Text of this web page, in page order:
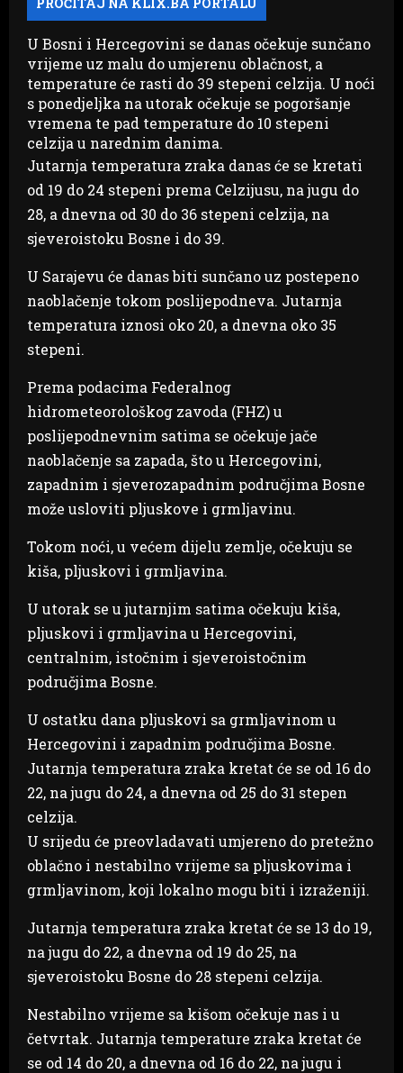
U Bosni i Hercegovini se danas očekuje sunčano
vrijeme uz malu do umjerenu oblačnost, a
temperature će rasti do 39 stepeni celzija. U noći
s ponedjeljka na utorak očekuje se pogoršanje
vremena te pad temperature do 10 stepeni
celzija u narednim danima.
Jutarnja temperatura zraka danas će se kretati
od 19 do 24 stepeni prema Celzijusu, na jugu do
28, a dnevna od 30 do 36 stepeni celzija, na
sjeveroistoku Bosne i do 39.
U Sarajevu će danas biti sunčano uz postepeno
naoblačenje tokom poslijepodneva. Jutarnja
temperatura iznosi oko 20, a dnevna oko 35
stepeni.
Prema podacima Federalnog
hidrometeorološkog zavoda (FHZ) u
poslijepodnevnim satima se očekuje jače
naoblačenje sa zapada, što u Hercegovini,
zapadnim i sjeverozapadnim područjima Bosne
može usloviti pljuskove i grmljavinu.
Tokom noći, u većem dijelu zemlje, očekuju se
kiša, pljuskovi i grmljavina.
U utorak se u jutarnjim satima očekuju kiša,
pljuskovi i grmljavina u Hercegovini,
centralnim, istočnim i sjeveroistočnim
područjima Bosne.
U ostatku dana pljuskovi sa grmljavinom u
Hercegovini i zapadnim područjima Bosne.
Jutarnja temperatura zraka kretat će se od 16 do
22, na jugu do 24, a dnevna od 25 do 31 stepen
celzija.
U srijedu će preovladavati umjereno do pretežno
oblačno i nestabilno vrijeme sa pljuskovima i
grmljavinom, koji lokalno mogu biti i izraženiji.
Jutarnja temperatura zraka kretat će se 13 do 19,
na jugu do 22, a dnevna od 19 do 25, na
sjeveroistoku Bosne do 28 stepeni celzija.
Nestabilno vrijeme sa kišom očekuje nas i u
četvrtak. Jutarnja temperature zraka kretat će
se od 14 do 20, a dnevna od 16 do 22, na jugu i